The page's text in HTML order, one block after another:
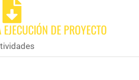
DE PROYECTO